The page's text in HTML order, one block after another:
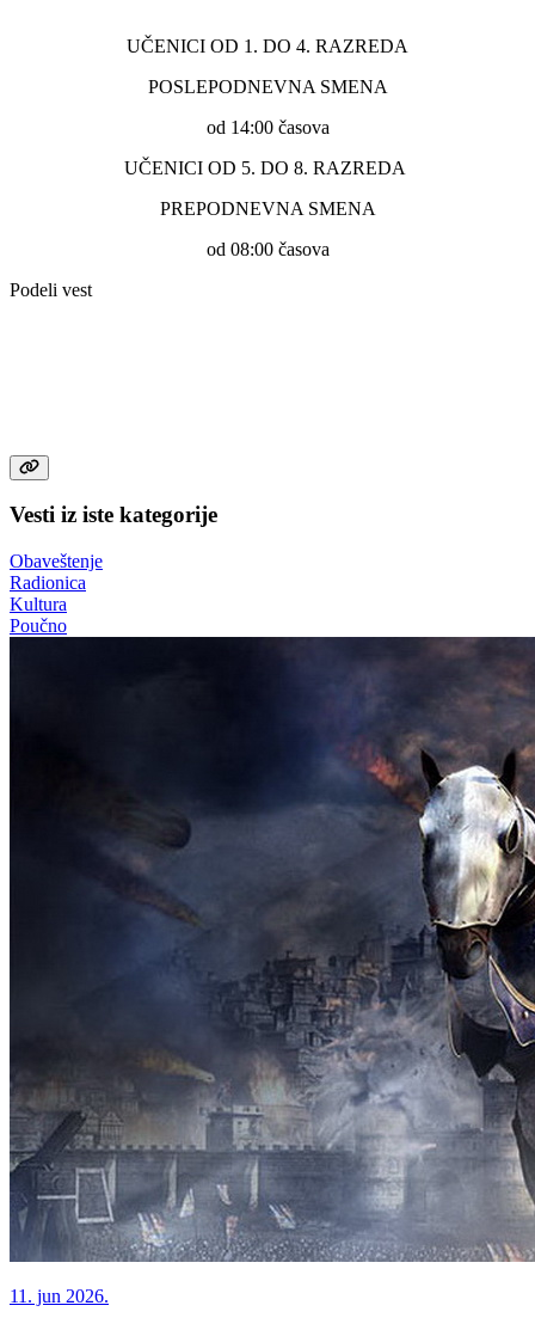
UČENICI OD 1. DO 4. RAZREDA
POSLEPODNEVNA SMENA
od 14:00 časova
UČENICI OD 5. DO 8. RAZREDA
PREPODNEVNA SMENA
od 08:00 časova
Podeli vest
Vesti iz iste kategorije
Obaveštenje
Radionica
Kultura
Poučno
11. jun 2026.